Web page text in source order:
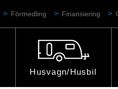
Förmedling Finansiering
Husvagn/Husbil